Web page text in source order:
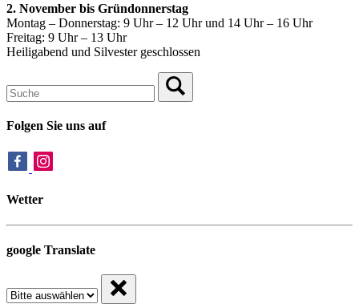
2. November bis Gründonnerstag
Montag – Donnerstag: 9 Uhr – 12 Uhr und 14 Uhr – 16 Uhr
Freitag: 9 Uhr – 13 Uhr
Heiligabend und Silvester geschlossen
Folgen Sie uns auf
Wetter
google Translate